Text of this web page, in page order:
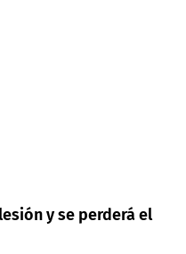
y se perderá el